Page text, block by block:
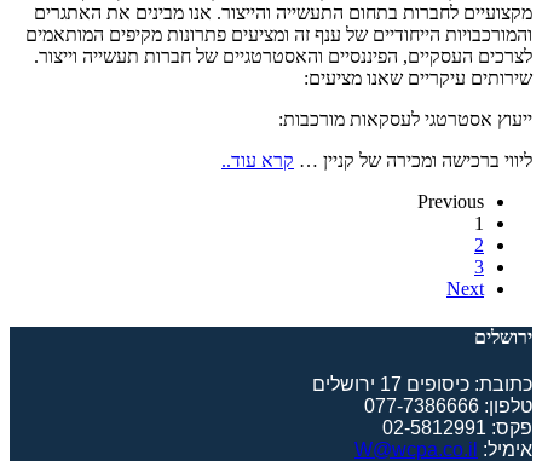
מקצועיים לחברות בתחום התעשייה והייצור. אנו מבינים את האתגרים
והמורכבויות הייחודיים של ענף זה ומציעים פתרונות מקיפים המותאמים
לצרכים העסקיים, הפיננסיים והאסטרטגיים של חברות תעשייה וייצור.
שירותים עיקריים שאנו מציעים:
ייעוץ אסטרטגי לעסקאות מורכבות:
ליווי ברכישה ומכירה של קניין … קרא עוד..
Previous
1
2
3
Next
ירושלים
כתובת: כיסופים 17 ירושלים
טלפון: 077-7386666
פקס: 02-5812991
אימיל: W@wcpa.co.il